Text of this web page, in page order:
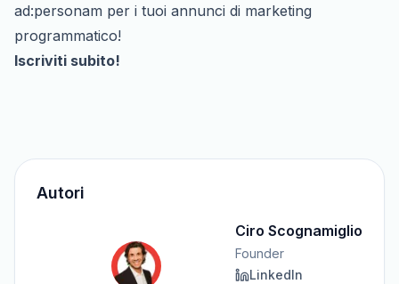
ad:personam per i tuoi annunci di marketing
programmatico!
Iscriviti subito!
Autori
Ciro Scognamiglio
Founder
LinkedIn